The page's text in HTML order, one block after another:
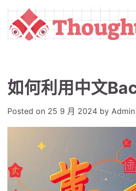
content
如何利用中文
Posted on 25 9 月 2024 by Admin